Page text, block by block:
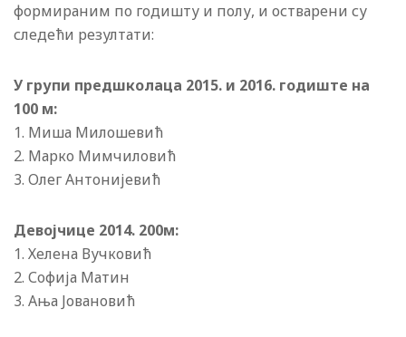
формираним по годишту и полу, и остварени су
следећи резултати:
У групи предшколаца 2015. и 2016. годиште на
100 м:
1. Миша Милошевић
2. Марко Мимчиловић
3. Олег Антониjевић
Девоjчице 2014. 200м:
1. Хелена Вучковић
2. Софиjа Матин
3. Ања Jовановић